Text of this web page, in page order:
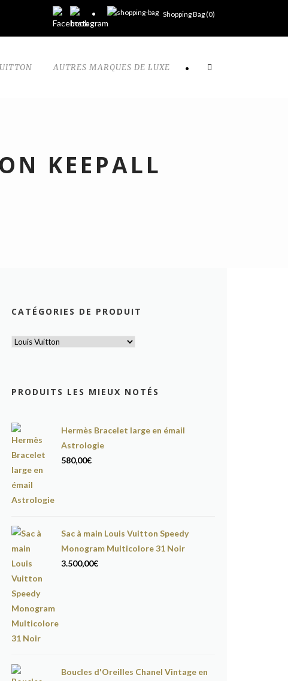
Shopping Bag (0)
AUTRES MARQUES DE LUXE •
KEEPALL
CATÉGORIES DE PRODUIT
PRODUITS LES MIEUX NOTÉS
Hermès Bracelet large en émail
Astrologie
580,00€
Sac à main Louis Vuitton Speedy
Monogram Multicolore 31 Noir
3.500,00€
Boucles d'Oreilles Chanel Vintage en